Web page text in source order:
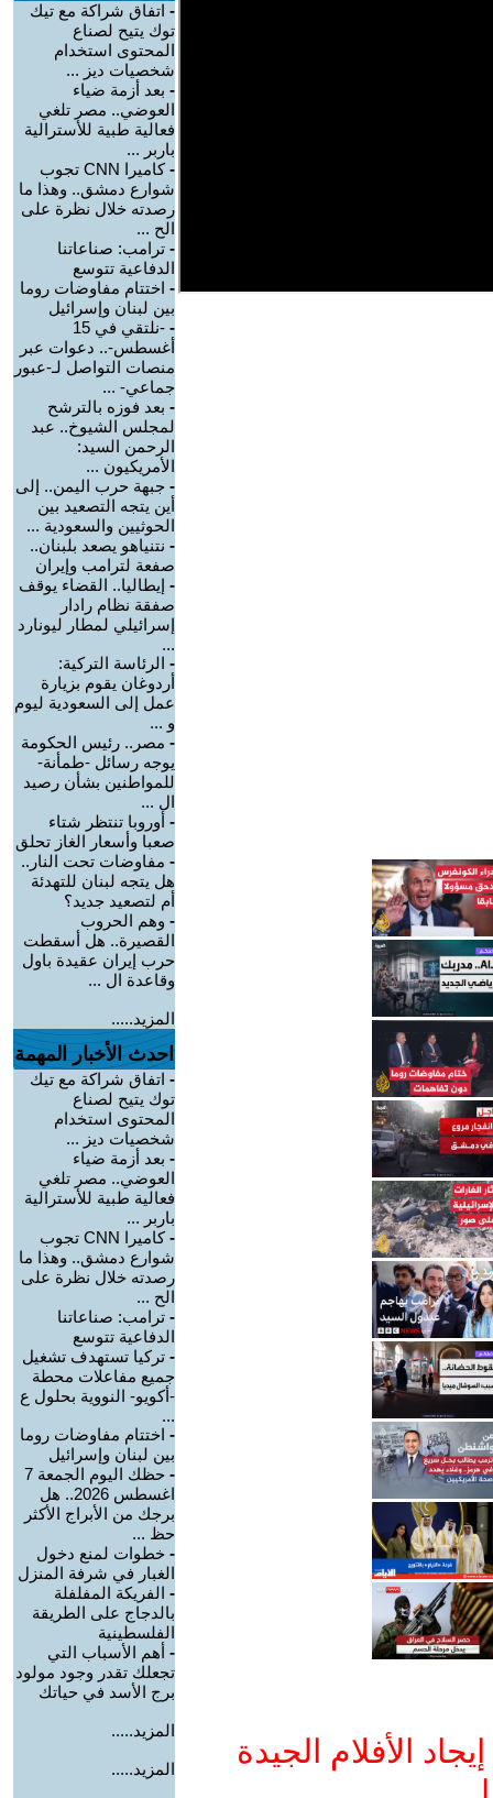
الأفلام الجيدة
- اتفاق شراكة مع تيك
توك يتيح لصناع
المحتوى استخدام
شخصيات ديز ...
- بعد أزمة ضياء
العوضي.. مصر تلغي
فعالية طبية للأسترالية
باربر ...
-
كاميرا CNN تجوب
شوارع دمشق.. وهذا ما
رصدته خلال نظرة على
الح ...
- ترامب: صناعاتنا
الدفاعية تتوسع
- اختتام مفاوضات روما
بين لبنان وإسرائيل
-
-نلتقي في 15
أغسطس-.. دعوات عبر
منصات التواصل لـ-عبور
جماعي- ...
- بعد فوزه بالترشح
لمجلس الشيوخ.. عبد
الرحمن السيد:
الأمريكيون ...
- جبهة حرب اليمن.. إلى
أين يتجه التصعيد بين
الحوثيين والسعودية ...
- نتنياهو يصعد بلبنان..
صفعة لترامب وإيران
- إيطاليا.. القضاء يوقف
صفقة نظام رادار
إسرائيلي لمطار ليونارد
...
- الرئاسة التركية:
أردوغان يقوم بزيارة
عمل إلى السعودية ليوم
و ...
- مصر.. رئيس الحكومة
يوجه رسائل -طمأنة-
للمواطنين بشأن رصيد
ال ...
- أوروبا تنتظر شتاء
صعبا وأسعار الغاز تحلق
- مفاوضات تحت النار..
هل يتجه لبنان للتهدئة
أم لتصعيد جديد؟
- وهم الحروب
القصيرة.. هل أسقطت
حرب إيران عقيدة باول
وقاعدة ال ...
المزيد.....
احدث الأخبار المهمة
- اتفاق شراكة مع تيك
توك يتيح لصناع
المحتوى استخدام
شخصيات ديز ...
- بعد أزمة ضياء
العوضي.. مصر تلغي
فعالية طبية للأسترالية
باربر ...
-
كاميرا CNN تجوب
شوارع دمشق.. وهذا ما
رصدته خلال نظرة على
الح ...
- ترامب: صناعاتنا
الدفاعية تتوسع
- تركيا تستهدف تشغيل
جميع مفاعلات محطة
-أكويو- النووية بحلول ع
...
- اختتام مفاوضات روما
بين لبنان وإسرائيل
-
حظك اليوم الجمعة 7
اغسطس 2026.. هل
برجك من الأبراج الأكثر
حظ ...
- خطوات لمنع دخول
الغبار في شرفة المنزل
- الفريكة المفلفلة
بالدجاج على الطريقة
الفلسطينية
- أهم الأسباب التي
تجعلك تقدر وجود مولود
برج الأسد في حياتك
المزيد.....
المزيد.....